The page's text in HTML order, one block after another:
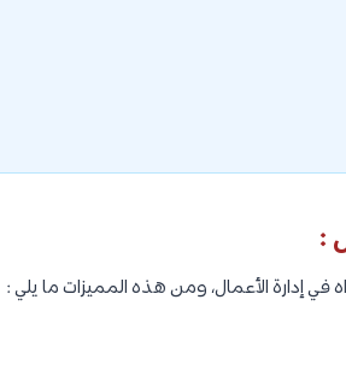
:
إدارة الأعمال، ومن هذه المميزات ما يلي :